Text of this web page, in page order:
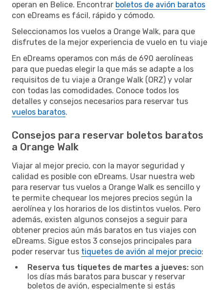
operan en Belice. Encontrar boletos de avión baratos
con eDreams es fácil, rápido y cómodo.
Seleccionamos los vuelos a Orange Walk, para que
disfrutes de la mejor experiencia de vuelo en tu viaje
En eDreams operamos con más de 690 aerolíneas
para que puedas elegir la que más se adapte a los
requisitos de tu viaje a Orange Walk (ORZ) y volar
con todas las comodidades. Conoce todos los
detalles y consejos necesarios para reservar tus
vuelos baratos.
Consejos para reservar boletos baratos
a Orange Walk
Viajar al mejor precio, con la mayor seguridad y
calidad es posible con eDreams. Usar nuestra web
para reservar tus vuelos a Orange Walk es sencillo y
te permite chequear los mejores precios según la
aerolínea y los horarios de los distintos vuelos. Pero
además, existen algunos consejos a seguir para
obtener precios aún más baratos en tus viajes con
eDreams. Sigue estos 3 consejos principales para
poder reservar tus tiquetes de avión al mejor precio:
Reserva tus tiquetes de martes a jueves: son
los días más baratos para buscar y reservar
boletos de avión, especialmente si estás